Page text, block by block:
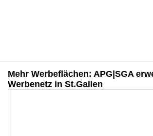
Mehr Werbeflächen: APG|SGA
Werbenetz in St.Gallen